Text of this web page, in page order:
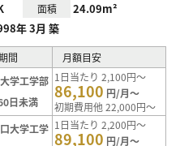
面積 24.09m²
年 3月 築
間
月額目安
学工学部
日未満
1日当たり 2,100円～
86,100 円/月～
初期費用他 22,000円～
大学工学 1日当たり 2,200円～
89,100 円/月～